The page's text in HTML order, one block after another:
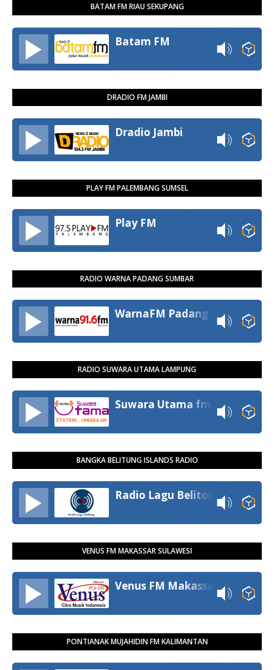
BATAM FM RIAU SEKUPANG
Batam FM
DRADIO FM JAMBI
Dradio Jambi
PLAY FM PALEMBANG SUMSEL
Play FM
RADIO WARNA PADANG SUMBAR
WarnaFM Padang
RADIO SUWARA UTAMA LAMPUNG
Suwara Utama fm
BANGKA BELITUNG ISLANDS RADIO
Radio Lagu Belitong
VENUS FM MAKASSAR SULAWESI
Venus FM Makassar
PONTIANAK MUJAHIDIN FM KALIMANTAN